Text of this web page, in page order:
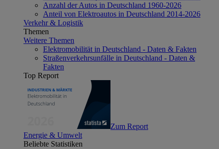
Anzahl der Autos in Deutschland 1960-2026
Anteil von Elektroautos in Deutschland 2014-2026
Verkehr & Logistik
Themen
Weitere Themen
Elektromobilität in Deutschland - Daten & Fakten
Straßenverkehrsunfälle in Deutschland - Daten &
Fakten
Top Report
Zum Report
Energie & Umwelt
Beliebte Statistiken